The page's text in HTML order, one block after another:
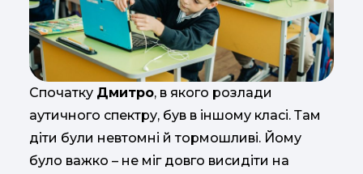
Спочатку Дмитро, в якого розлади
аутичного спектру, був в іншому класі. Там
діти були невтомні й тормошливі. Йому
було важко – не міг довго висидіти на